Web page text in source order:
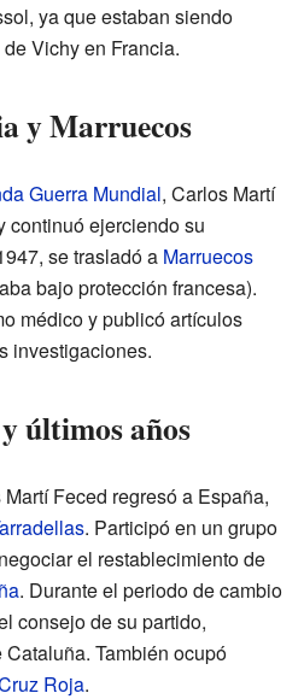
ya que estaban siendo
Vichy en Francia.
y Marruecos
Guerra Mundial, Carlos Martí
continuó ejerciendo su
se trasladó a Marruecos
bajo protección francesa).
médico y publicó artículos
investigaciones.
últimos años
Feced regresó a España,
. Participó en un grupo
el restablecimiento de
. Durante el periodo de cambio
consejo de su partido,
También ocupó
Roja.